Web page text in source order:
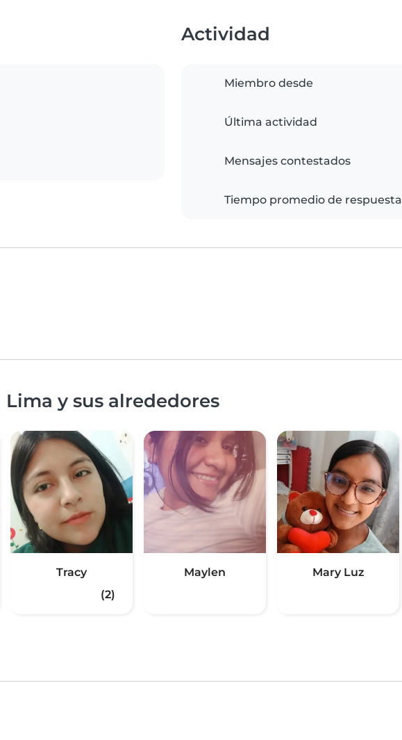
Actividad
Miembro desde
Última actividad
Mensajes contestados
Tiempo promedio de respuesta
y sus alrededores
Tracy
(2)
Maylen Mary Luz